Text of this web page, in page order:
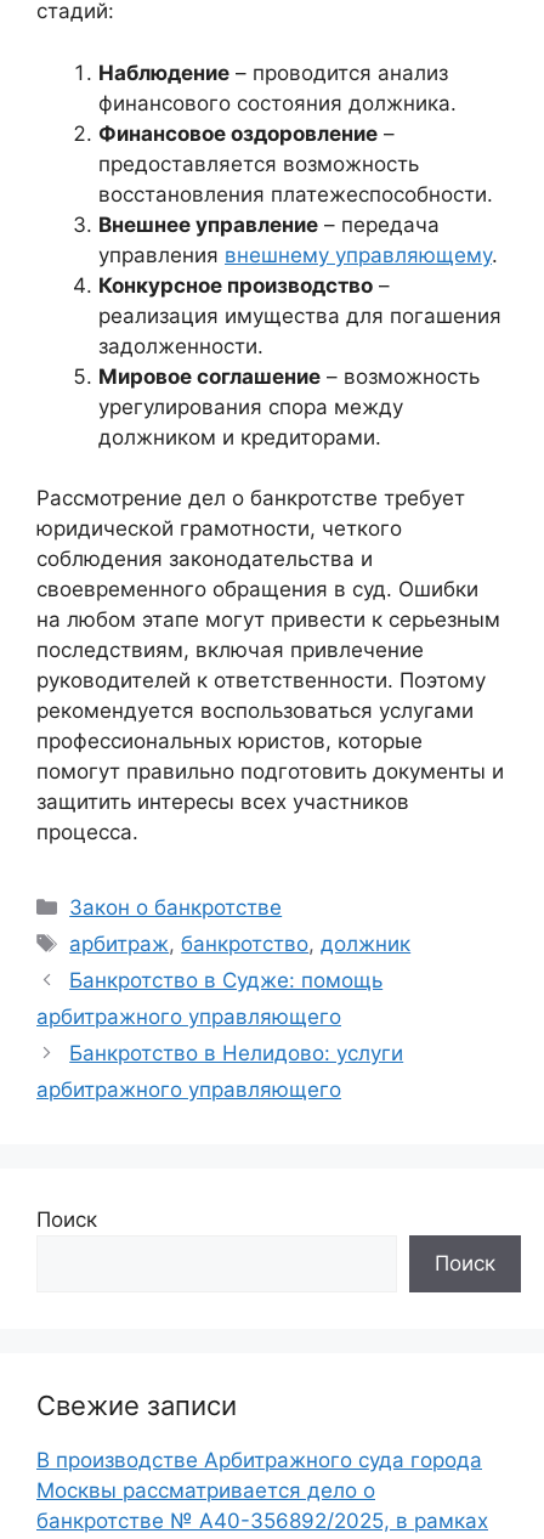
стадий:
Наблюдение – проводится анализ
финансового состояния должника.
Финансовое оздоровление –
предоставляется возможность
восстановления платежеспособности.
Внешнее управление – передача
управления внешнему управляющему.
Конкурсное производство –
реализация имущества для погашения
задолженности.
Мировое соглашение – возможность
урегулирования спора между
должником и кредиторами.
Рассмотрение дел о банкротстве требует
юридической грамотности, четкого
соблюдения законодательства и
своевременного обращения в суд. Ошибки
на любом этапе могут привести к серьезным
последствиям, включая привлечение
руководителей к ответственности. Поэтому
рекомендуется воспользоваться услугами
профессиональных юристов, которые
помогут правильно подготовить документы и
защитить интересы всех участников
процесса.
Рубрики
Закон о банкротстве
Метки
арбитраж,банкротство,должник
Банкротство в Судже: помощь
арбитражного управляющего
Банкротство в Нелидово: услуги
арбитражного управляющего
Поиск
Поиск
Свежие записи
В производстве Арбитражного суда города
Москвы рассматривается дело о
банкротстве № А40-356892/2025, в рамках